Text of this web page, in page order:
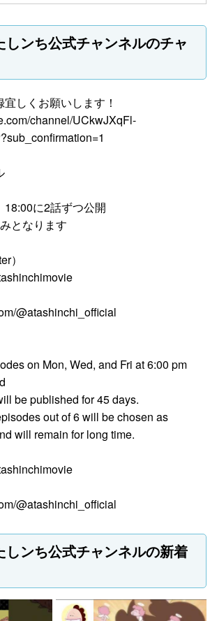
しンち公式チャンネルのチャ
しくお願いします！
channel/UCkwJXqFl-
に2話ずつ公開
となります
）
@atashinchi_official
on Mon, Wed, and Fri at 6:00 pm
be published for 45 days.
out of 6 will be chosen as
will remain for long time.
@atashinchi_official
しンち公式チャンネルの新着